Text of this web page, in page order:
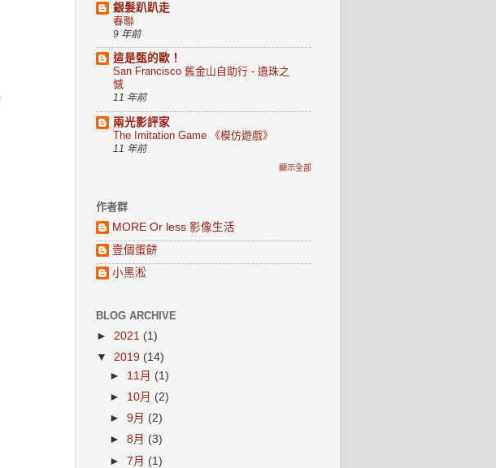
銀髮趴趴走
春聯
9 年前
這是甄的歐！
San Francisco 舊金山自助行 - 遺珠之
憾
11 年前
兩光影評家
The Imitation Game 《模仿遊戲》
11 年前
顯示全部
作者群
MORE Or less 影像生活
壹個蛋餅
小黑淞
BLOG ARCHIVE
► 2021 (1)
▼ 2019 (14)
► 11月 (1)
► 10月 (2)
►9月 (2)
►8月 (3)
►7月 (1)